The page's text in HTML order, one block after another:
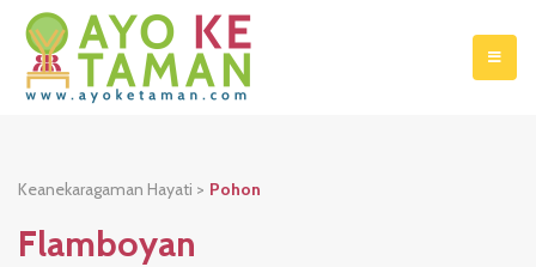
Keanekaragaman Hayati > Pohon
Flamboyan